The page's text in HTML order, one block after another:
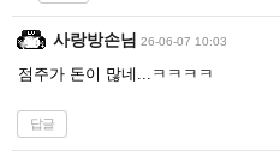
사랑방손님 26-06-07 10:03
점주가 돈이 많네...ㅋㅋㅋㅋ
답글